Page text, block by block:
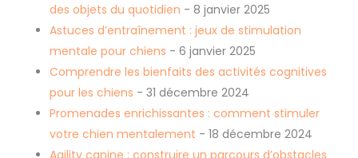
des objets du quotidien - 8 janvier 2025
Astuces d’entraînement : jeux de stimulation
mentale pour chiens - 6 janvier 2025
Comprendre les bienfaits des activités cognitives
pour les chiens - 31 décembre 2024
Promenades enrichissantes : comment stimuler
votre chien mentalement - 18 décembre 2024